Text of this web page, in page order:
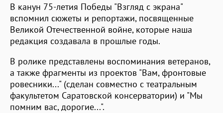
В канун 75-летия Победы "Взгляд с экрана"
вспомнил сюжеты и репортажи, посвященные
Великой Отечественной войне, которые наша
редакция создавала в прошлые годы.
В ролике представлены воспоминания ветеранов,
а также фрагменты из проектов "Вам, фронтовые
ровесники..." (сделан совместно с театральным
факультетом Саратовской консерватории) и "Мы
помним вас, дорогие...".